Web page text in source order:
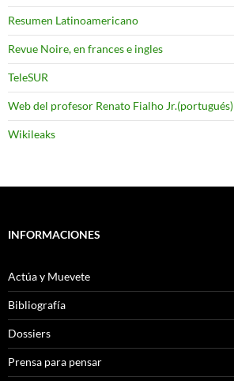
Resumen Latinoamericano
Revue Noire, en frances e ingles
TeleSUR
Web del profesor Renato Fialho Jr.(portugués)
Wikileaks
INFORMACIONES
Actúa y Muevete
Bibliografía
Dossiers
Prensa para pensar